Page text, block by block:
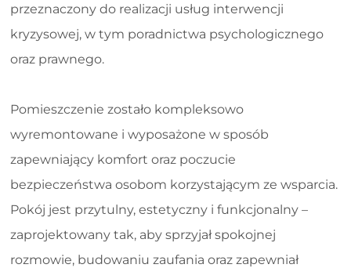
przeznaczony do realizacji usług interwencji
kryzysowej, w tym poradnictwa psychologicznego
oraz prawnego.
Pomieszczenie zostało kompleksowo
wyremontowane i wyposażone w sposób
zapewniający komfort oraz poczucie
bezpieczeństwa osobom korzystającym ze wsparcia.
Pokój jest przytulny, estetyczny i funkcjonalny –
zaprojektowany tak, aby sprzyjał spokojnej
rozmowie, budowaniu zaufania oraz zapewniał